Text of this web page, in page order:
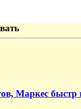
Маркес быстр